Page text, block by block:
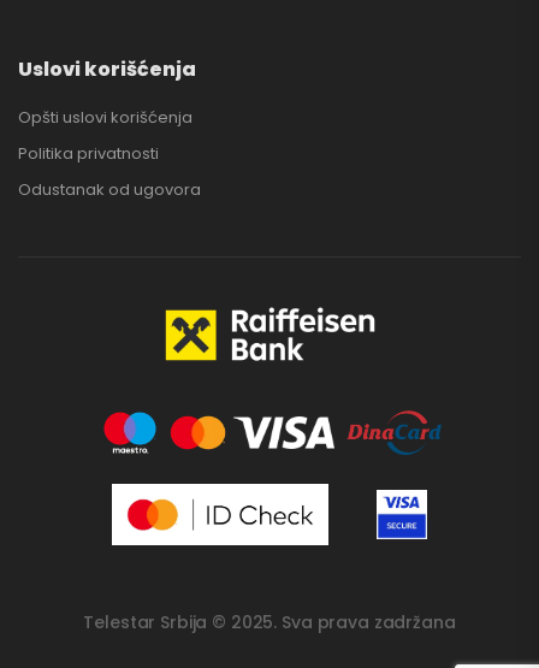
Uslovi korišćenja
Opšti uslovi korišćenja
Politika privatnosti
Odustanak od ugovora
Telestar Srbija © 2025. Sva prava zadržana